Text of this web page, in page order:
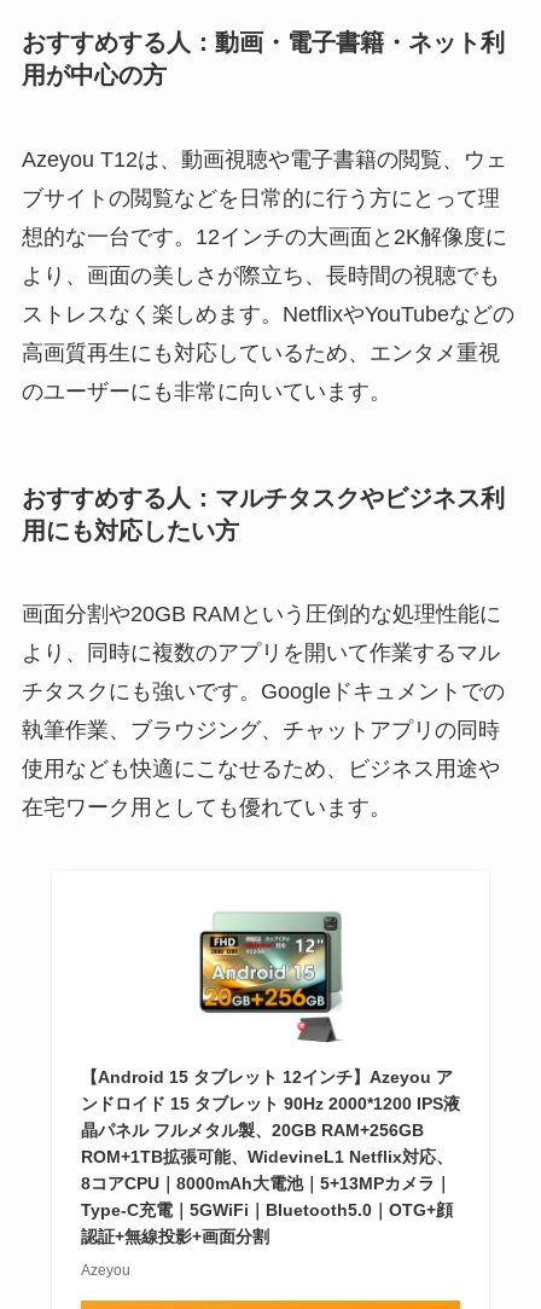
おすすめする人：動画・電子書籍・ネット利
用が中心の方
Azeyou T12は、動画視聴や電子書籍の閲覧、ウェ
ブサイトの閲覧などを日常的に行う方にとって理
想的な一台です。12インチの大画面と2K解像度に
より、画面の美しさが際立ち、長時間の視聴でも
ストレスなく楽しめます。NetflixやYouTubeなどの
高画質再生にも対応しているため、エンタメ重視
のユーザーにも非常に向いています。
おすすめする人：マルチタスクやビジネス利
用にも対応したい方
画面分割や20GB RAMという圧倒的な処理性能に
より、同時に複数のアプリを開いて作業するマル
チタスクにも強いです。Googleドキュメントでの
執筆作業、ブラウジング、チャットアプリの同時
使用なども快適にこなせるため、ビジネス用途や
在宅ワーク用としても優れています。
【Android 15 タブレット 12インチ】Azeyou ア
ンドロイド 15 タブレット 90Hz 2000*1200 IPS液
晶パネル フルメタル製、20GB RAM+256GB
ROM+1TB拡張可能、WidevineL1 Netflix対応、
8コアCPU｜8000mAh大電池｜5+13MPカメラ｜
Type-C充電｜5GWiFi｜Bluetooth5.0｜OTG+顔
認証+無線投影+画面分割
Azeyou